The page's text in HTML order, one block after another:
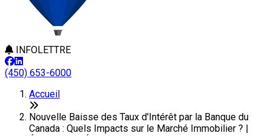
INFOLETTRE
(450) 653-6000
Accueil
Nouvelle Baisse des Taux d'Intérêt par la Banque du
Canada : Quels Impacts sur le Marché Immobilier ? |